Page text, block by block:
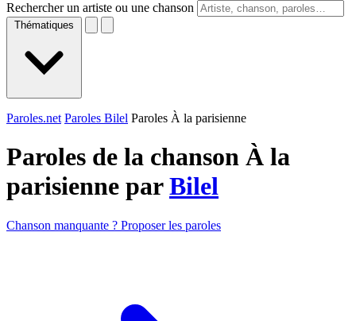
Rechercher un artiste ou une chanson
Thématiques
Paroles.net Paroles Bilel Paroles À la parisienne
Paroles de la chanson À la
parisienne parBilel
Chanson manquante ? Proposer les paroles